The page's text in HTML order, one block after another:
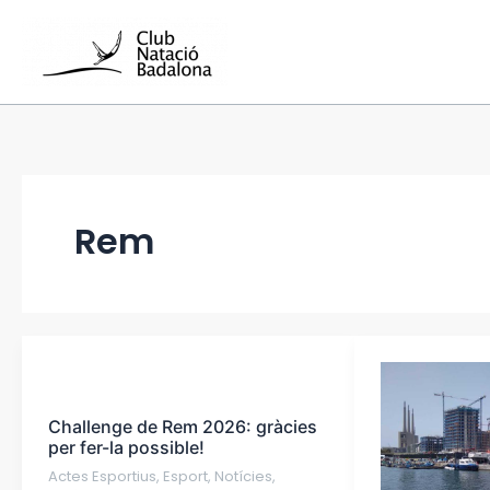
contingut
Rem
Challenge de Rem 2026: gràcies
per fer-la possible!
Actes Esportius, Esport, Notícies,
Rem
2026:
rem
2023